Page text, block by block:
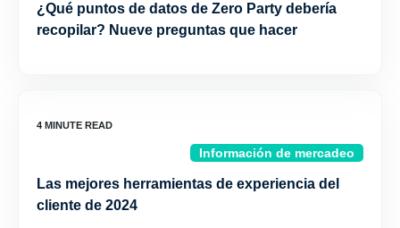
¿Qué puntos de datos de Zero Party debería
recopilar? Nueve preguntas que hacer
Información de mercadeo
Las mejores herramientas de experiencia del
cliente de 2024